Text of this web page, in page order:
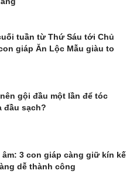
tuần từ Thứ Sáu tới Chủ
giáp Ăn Lộc Mẫu giàu to
gội đầu một lần để tóc
đầu sạch?
âm: 3 con giáp càng giữ kín kế
dễ thành công